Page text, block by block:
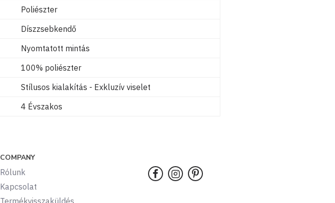
Poliészter
Díszzsebkendő
Nyomtatott mintás
100% poliészter
Stílusos kialakítás - Exkluzív viselet
4 Évszakos
COMPANY
Rólunk
Kapcsolat